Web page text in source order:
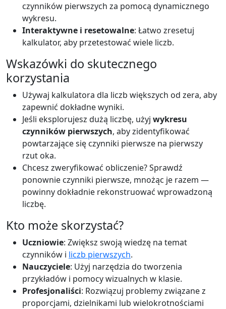
czynników pierwszych za pomocą dynamicznego
wykresu.
Interaktywne i resetowalne: Łatwo zresetuj
kalkulator, aby przetestować wiele liczb.
Wskazówki do skutecznego
korzystania
Używaj kalkulatora dla liczb większych od zera, aby
zapewnić dokładne wyniki.
Jeśli eksplorujesz dużą liczbę, użyj wykresu
czynników pierwszych, aby zidentyfikować
powtarzające się czynniki pierwsze na pierwszy
rzut oka.
Chcesz zweryfikować obliczenie? Sprawdź
ponownie czynniki pierwsze, mnożąc je razem —
powinny dokładnie rekonstruować wprowadzoną
liczbę.
Kto może skorzystać?
Uczniowie: Zwiększ swoją wiedzę na temat
czynników i liczb pierwszych.
Nauczyciele: Użyj narzędzia do tworzenia
przykładów i pomocy wizualnych w klasie.
Profesjonaliści: Rozwiązuj problemy związane z
proporcjami, dzielnikami lub wielokrotnościami